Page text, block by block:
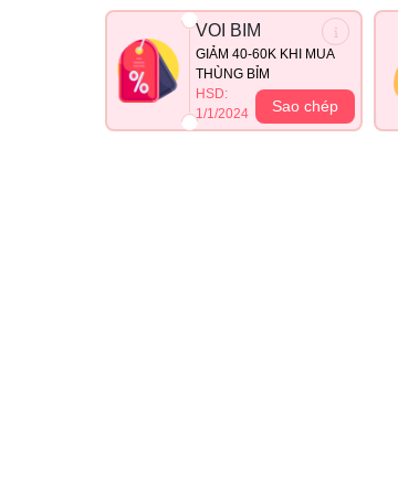
VOI BIM
GIẢM 40-60K KHI MUA
THÙNG BỈM
HSD:
1/1/2024
Sao chép